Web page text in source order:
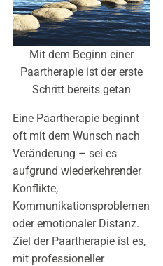
Mit dem Beginn einer
Paartherapie ist der erste
Schritt bereits getan
Eine Paartherapie beginnt
oft mit dem Wunsch nach
Veränderung – sei es
aufgrund wiederkehrender
Konflikte,
Kommunikationsproblemen
oder emotionaler Distanz.
Ziel der Paartherapie ist es,
mit professioneller